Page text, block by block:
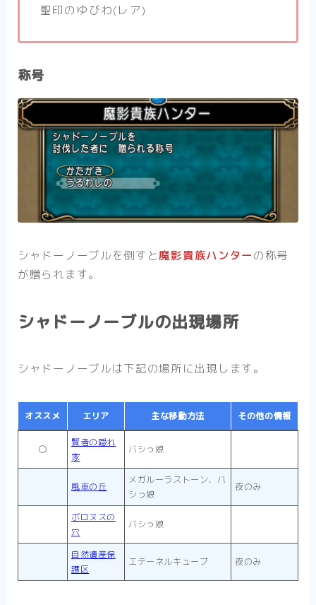
聖印のゆびわ(レア)
称号
シャドーノーブルを倒すと魔影貴族ハンターの称号
が贈られます。
シャドーノーブルの出現場所
シャドーノーブルは下記の場所に出現します。
オススメ エリア 主な移動方法 その他の情報
〇
賢者の隠れ
家
バシっ娘
風車の丘
メガルーラストーン、バ
シっ娘
夜のみ
ボロヌスの
穴
バシっ娘
自然遺産保
護区
エテーネルキューブ 夜のみ